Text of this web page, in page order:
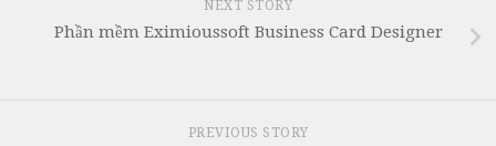
NEXT STORY
Phần mềm Eximioussoft Business Card Designer
PREVIOUS STORY